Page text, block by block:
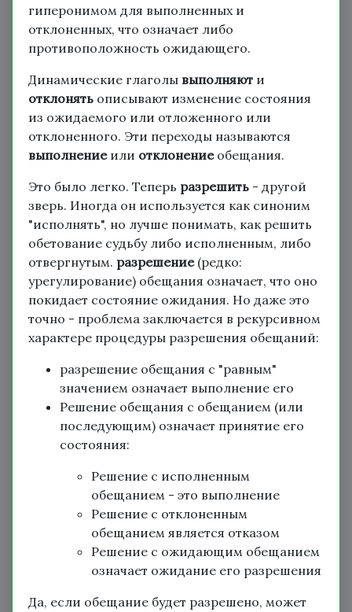
гиперонимом для выполненных и
отклоненных, что означает либо
противоположность ожидающего.
Динамические глаголы выполняют и
отклонять описывают изменение состояния
из ожидаемого или отложенного или
отклоненного. Эти переходы называются
выполнениеили отклонениеобещания.
Это было легко. Теперь разрешить - другой
зверь. Иногда он используется как синоним
"исполнять", но лучше понимать, как решить
обетование судьбу либо исполненным, либо
отвергнутым. разрешение(редко:
урегулирование) обещания означает, что оно
покидает состояние ожидания. Но даже это
точно - проблема заключается в рекурсивном
характере процедуры разрешения обещаний:
разрешение обещания с "равным"
значением означает выполнение его
Решение обещания с обещанием (или
последующим) означает принятие его
состояния:
Решение с исполненным
обещанием - это выполнение
Решение с отклоненным
обещанием является отказом
Решение с ожидающим обещанием
означает ожидание его разрешения
Да, если обещание будет разрешено, может